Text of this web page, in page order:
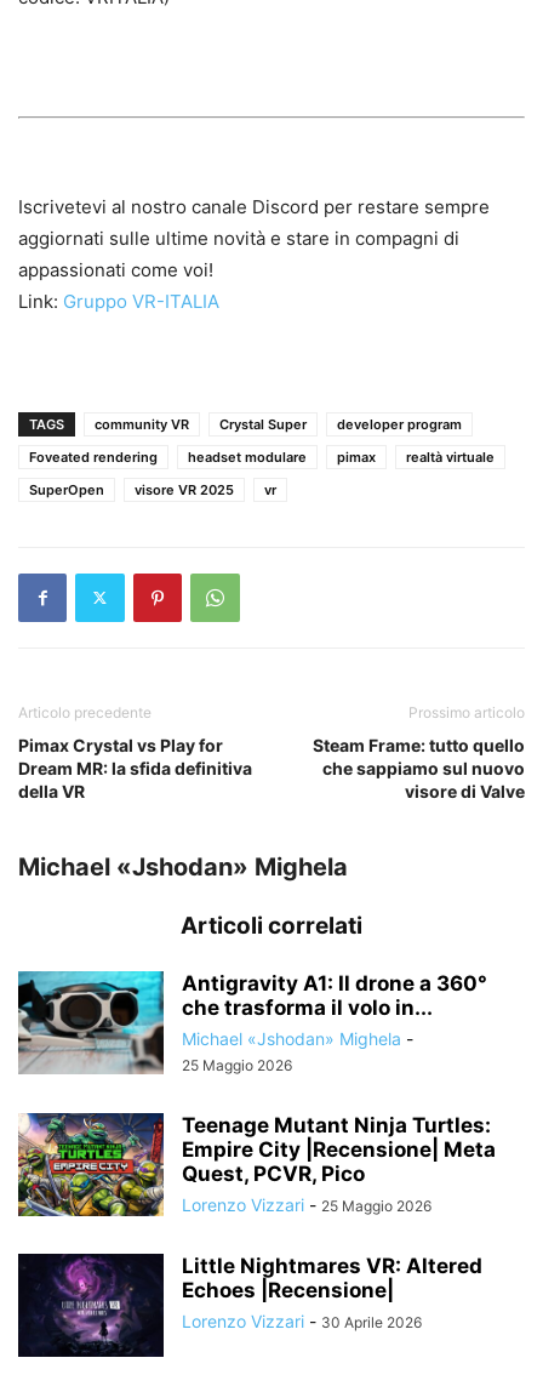
Iscrivetevi al nostro canale Discord per restare sempre
aggiornati sulle ultime novità e stare in compagni di
appassionati come voi!
Link: Gruppo VR-ITALIA
TAGS community VR Crystal Super
developer program
Foveated rendering
headset modulare pimax
realtà virtuale
SuperOpen
visore VR 2025 vr
Articolo precedente
Pimax Crystal vs Play for
Dream MR: la sfida definitiva
della VR
Prossimo articolo
Steam Frame: tutto quello
che sappiamo sul nuovo
visore di Valve
Michael «Jshodan» Mighela
Articoli correlati
Antigravity A1: Il drone a 360°
che trasforma il volo in...
Michael «Jshodan» Mighela -
25 Maggio 2026
Teenage Mutant Ninja Turtles:
Empire City |Recensione| Meta
Quest, PCVR, Pico
Lorenzo Vizzari - 25 Maggio 2026
Little Nightmares VR: Altered
Echoes |Recensione|
Lorenzo Vizzari - 30 Aprile 2026